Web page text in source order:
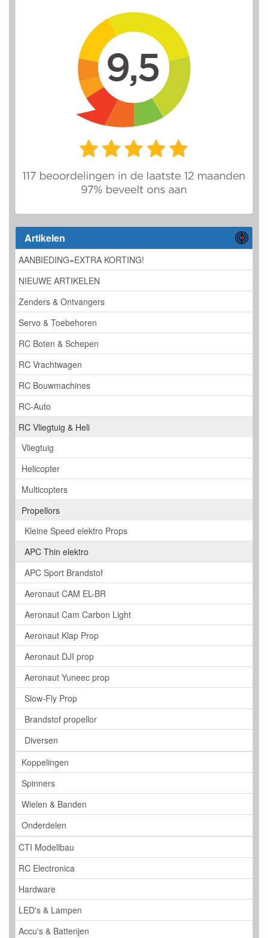
Artikelen
AANBIEDING=EXTRA KORTING!
NIEUWE ARTIKELEN
Zenders & Ontvangers
Servo & Toebehoren
RC Boten & Schepen
RC Vrachtwagen
RC Bouwmachines
RC-Auto
RC Vliegtuig & Heli
Vliegtuig
Helicopter
Multicopters
Propellors
Kleine Speed elektro Props
APC Thin elektro
APC Sport Brandstof
Aeronaut CAM EL-BR
Aeronaut Cam Carbon Light
Aeronaut Klap Prop
Aeronaut DJI prop
Aeronaut Yuneec prop
Slow-Fly Prop
Brandstof propellor
Diversen
Koppelingen
Spinners
Wielen & Banden
Onderdelen
CTI Modellbau
RC Electronica
Hardware
LED's & Lampen
Accu's & Batterijen